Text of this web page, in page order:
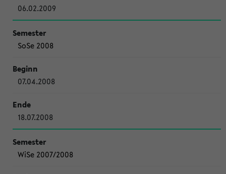
06.02.2009
SoSe 2008
07.04.2008
18.07.2008
WiSe 2007/2008